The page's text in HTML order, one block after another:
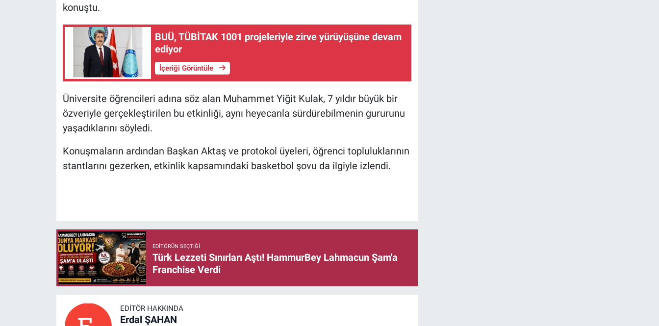
konuştu.
BUÜ, TÜBİTAK 1001 projeleriyle zirve yürüyüşüne devam
ediyor
İçeriği Görüntüle
Üniversite öğrencileri adına söz alan Muhammet Yiğit Kulak, 7 yıldır büyük bir
özveriyle gerçekleştirilen bu etkinliği, aynı heyecanla sürdürebilmenin gururunu
yaşadıklarını söyledi.
Konuşmaların ardından Başkan Aktaş ve protokol üyeleri, öğrenci topluluklarının
stantlarını gezerken, etkinlik kapsamındaki basketbol şovu da ilgiyle izlendi.
EDITÖRÜN SEÇTIĞI
Türk Lezzeti Sınırları Aştı! HammurBey Lahmacun Şam'a
Franchise Verdi
EDITÖR HAKKINDA
Erdal ŞAHAN